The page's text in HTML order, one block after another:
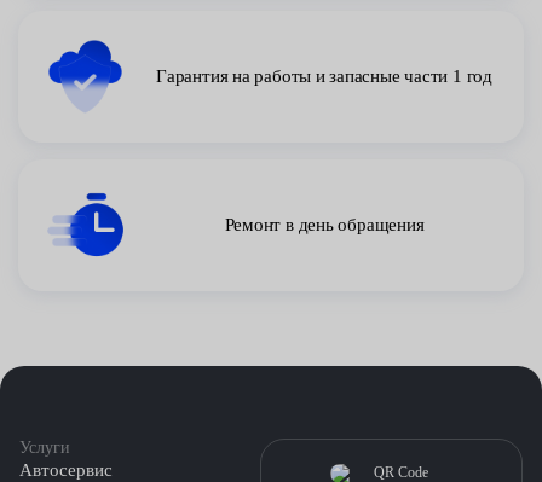
Гарантия на работы и запасные части 1 год
Ремонт в день обращения
Услуги
Автосервис